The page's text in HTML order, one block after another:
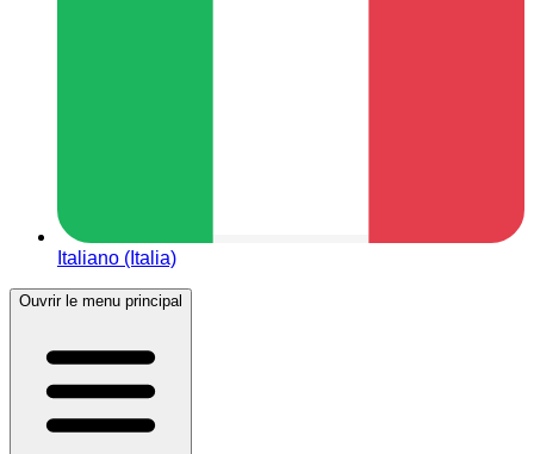
Italiano (Italia)
Ouvrir le menu principal